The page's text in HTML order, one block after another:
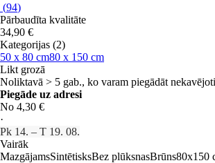
(94)
Pārbaudīta kvalitāte
34,90 €
Kategorijas (2)
50 x 80 cm80 x 150 cm
Likt grozā
Noliktavā > 5 gab., ko varam piegādāt
Piegāde uz adresi
No 4,30 €
·
Pk 14. – T 19. 08.
Vairāk
MazgājamsSintētisksBez plūksnasBrūns80x150